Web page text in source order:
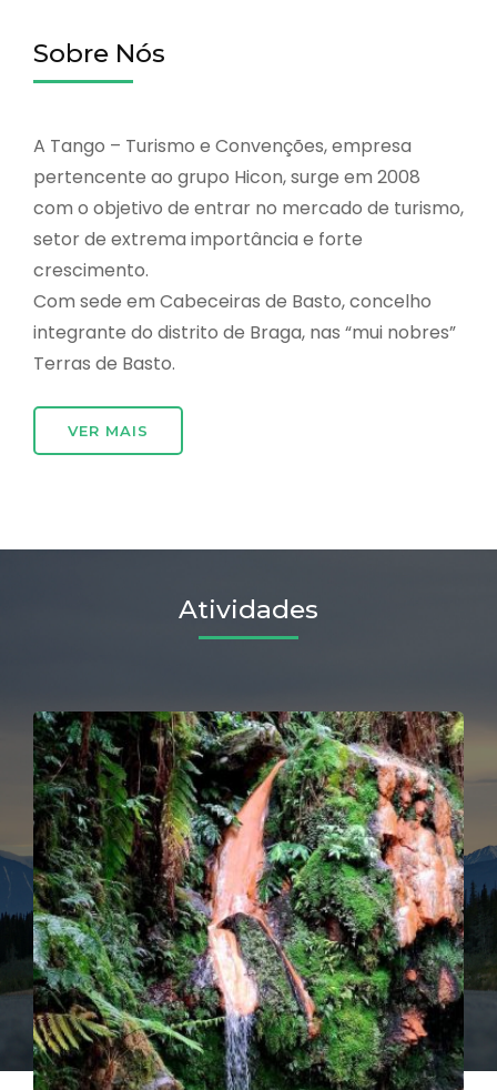
Sobre Nós
A Tango – Turismo e Convenções, empresa
pertencente ao grupo Hicon, surge em 2008
com o objetivo de entrar no mercado de turismo,
setor de extrema importância e forte
crescimento.
Com sede em Cabeceiras de Basto, concelho
integrante do distrito de Braga, nas “mui nobres”
Terras de Basto.
VER MAIS
Atividades